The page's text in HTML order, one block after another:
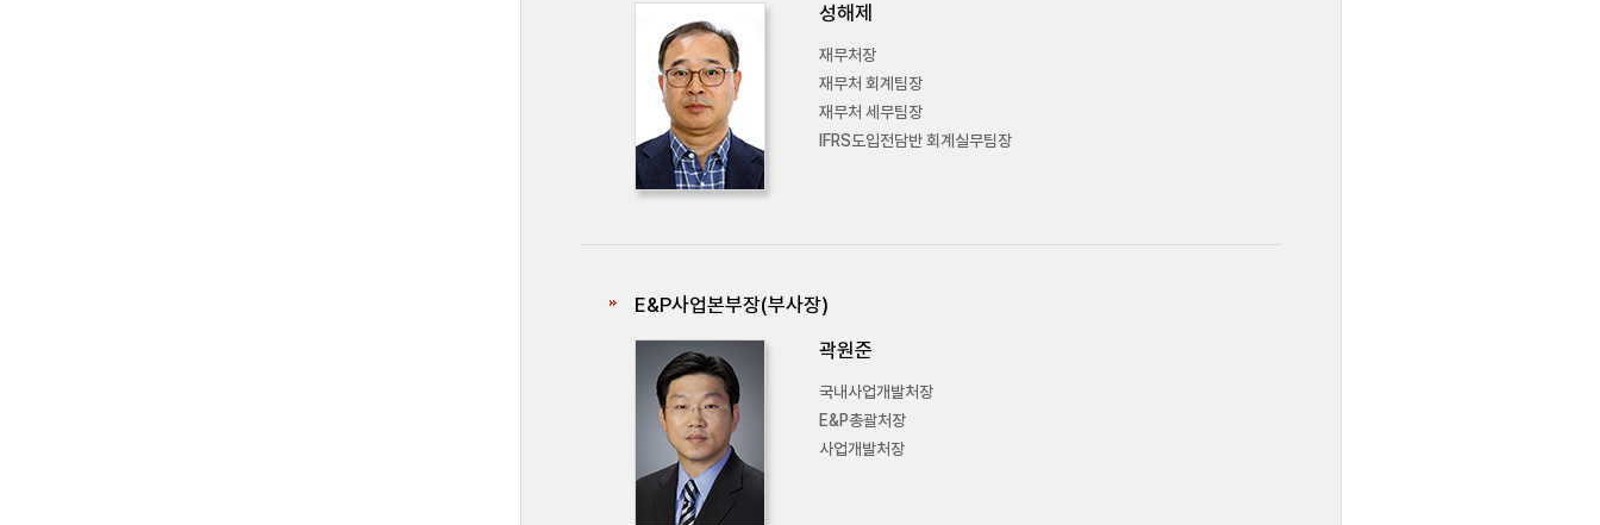
성해제
재무처장
재무처 회계팀장
재무처 세무팀장
IFRS도입전담반 회계실무팀장
E&P사업본부장(부사장)
곽원준
국내사업개발처장
E&P총괄처장
사업개발처장